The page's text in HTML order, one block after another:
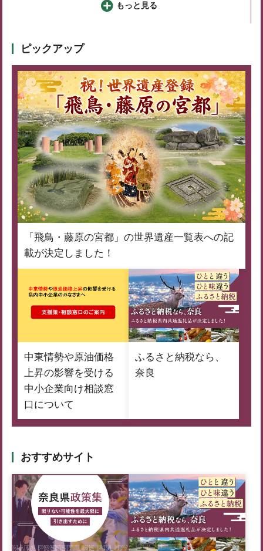
もっと見る
ピックアップ
「飛鳥・藤原の宮都」の世界遺産一覧表への記
載が決定しました！
中東情勢や原油価格
上昇の影響を受ける
中小企業向け相談窓
口について
ふるさと納税なら、
奈良
おすすめサイト